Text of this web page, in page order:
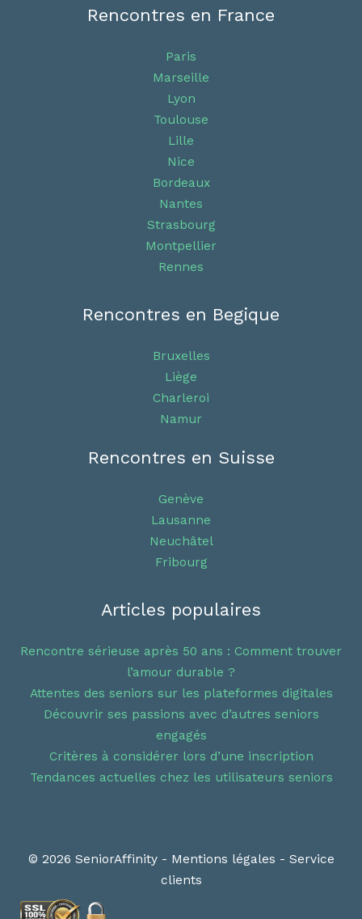
Rencontres en France
Paris
Marseille
Lyon
Toulouse
Lille
Nice
Bordeaux
Nantes
Strasbourg
Montpellier
Rennes
Rencontres en Begique
Bruxelles
Liège
Charleroi
Namur
Rencontres en Suisse
Genève
Lausanne
Neuchâtel
Fribourg
Articles populaires
Rencontre sérieuse après 50 ans : Comment trouver
l’amour durable ?
Attentes des seniors sur les plateformes digitales
Découvrir ses passions avec d’autres seniors
engagés
Critères à considérer lors d’une inscription
Tendances actuelles chez les utilisateurs seniors
© 2026 SeniorAffinity - Mentions légales - Service
clients